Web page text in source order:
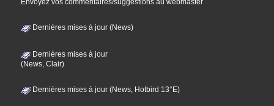
Envoyez vos commentaires/suggestions au webmaster
Dernières mises à jour (News)
Dernières mises à jour
(News, Clair)
Dernières mises à jour (News, Hotbird 13°E)